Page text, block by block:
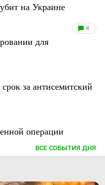
на Украине
4
для
за антисемитский
операции
ВСЕ СОБЫТИЯ ДНЯ